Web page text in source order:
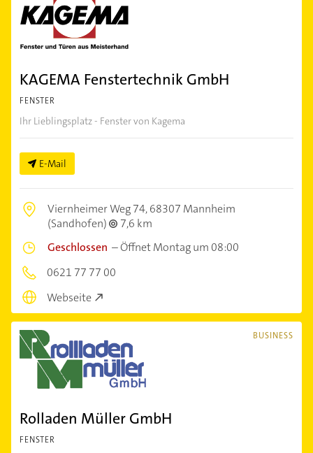
KAGEMA Fenstertechnik GmbH
FENSTER
Ihr Lieblingsplatz - Fenster von Kagema
E-Mail
Viernheimer Weg 74,68307 Mannheim
(Sandhofen)
7,6 km
Geschlossen –Öffnet Montag um 08:00
0621 77 77 00
Webseite
BUSINESS
Rolladen Müller GmbH
FENSTER